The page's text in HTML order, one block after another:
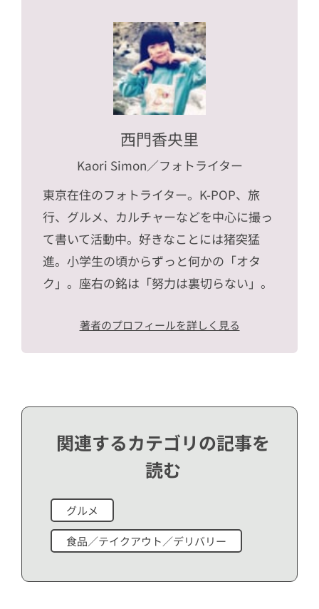
西門香央里
Kaori Simon／フォトライター
東京在住のフォトライター。K-POP、旅
行、グルメ、カルチャーなどを中心に撮っ
て書いて活動中。好きなことには猪突猛
進。小学生の頃からずっと何かの「オタ
ク」。座右の銘は「努力は裏切らない」。
著者のプロフィールを詳しく見る
関連するカテゴリの記事を
読む
グルメ
食品／テイクアウト／デリバリー